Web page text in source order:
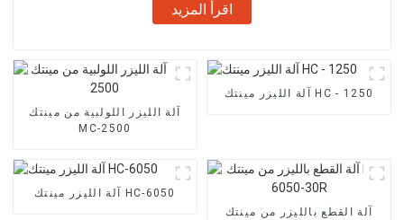
اقرأ المزيد
آلة الليزر اللولبية من مينتك
MC-2500
آلة الليزر مينتك HC - 1250
آلة الليزر مينتك HC-6050
آلة القطع بالليزر من مينتك